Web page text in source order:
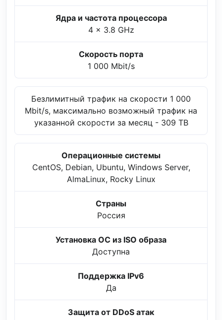
Ядра и частота процессора
4 x 3.8 GHz
Скорость порта
1 000 Mbit/s
Безлимитный трафик на скорости 1 000
Mbit/s, максимально возможный трафик на
указанной скорости за месяц - 309 TB
Операционные системы
CentOS, Debian, Ubuntu, Windows Server,
AlmaLinux, Rocky Linux
Страны
Россия
Установка ОС из ISO образа
Доступна
Поддержка IPv6
Да
Защита от DDoS атак